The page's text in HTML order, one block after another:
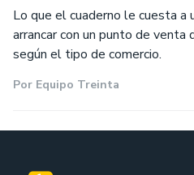
Lo que el cuaderno le cuesta a
arrancar con un punto de
según el tipo de comercio.
Por Equipo Treinta